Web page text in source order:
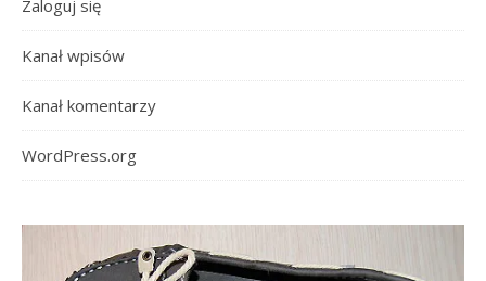
Zaloguj się
Kanał wpisów
Kanał komentarzy
WordPress.org